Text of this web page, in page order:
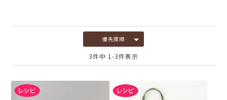
優先度順
3件中 1 -3件表示